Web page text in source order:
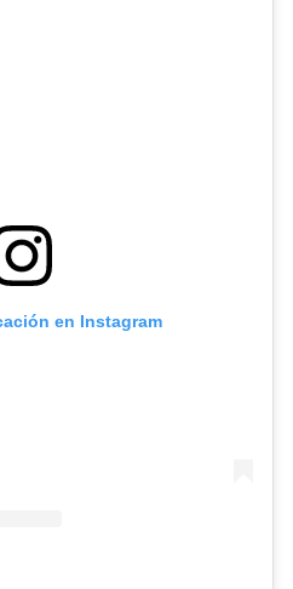
en Instagram